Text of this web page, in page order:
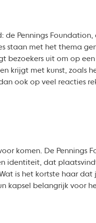
Pennings
staan met het thema
bezoekers uit om op
krijgt met kunst, zoals
ook op veel reacties
komen. De Pennings
identiteit, dat
is het kortste haar
kapsel belangrijk voor